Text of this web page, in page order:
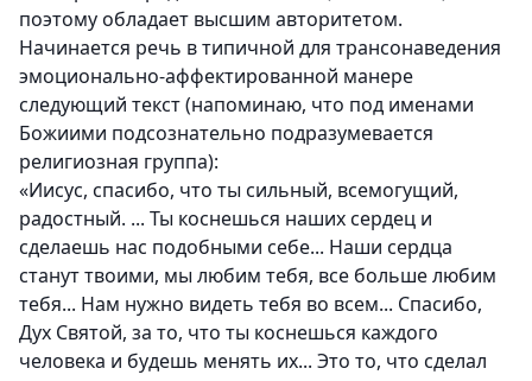
поэтому обладает высшим авторитетом.
Начинается речь в типичной для трансонаведения
эмоционально-аффектированной манере
следующий текст (напоминаю, что под именами
Божиими подсознательно подразумевается
религиозная группа):
«Иисус, спасибо, что ты сильный, всемогущий,
радостный. ... Ты коснешься наших сердец и
сделаешь нас подобными себе... Наши сердца
станут твоими, мы любим тебя, все больше любим
тебя... Нам нужно видеть тебя во всем... Спасибо,
Дух Святой, за то, что ты коснешься каждого
человека и будешь менять их... Это то, что сделал